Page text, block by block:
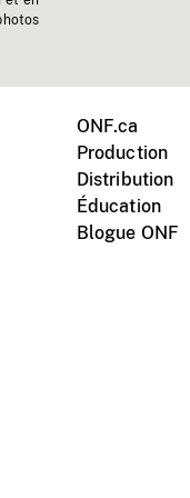
ONF.ca
Production
Distribution
Éducation
Blogue ONF